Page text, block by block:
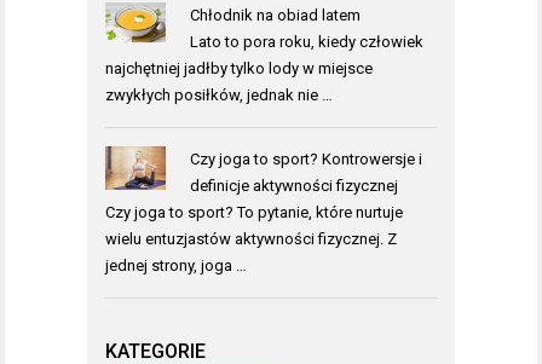
Chłodnik na obiad latem
Lato to pora roku, kiedy człowiek
najchętniej jadłby tylko lody w miejsce
zwykłych posiłków, jednak nie …
Czy joga to sport? Kontrowersje i
definicje aktywności fizycznej
Czy joga to sport? To pytanie, które nurtuje
wielu entuzjastów aktywności fizycznej. Z
jednej strony, joga …
KATEGORIE